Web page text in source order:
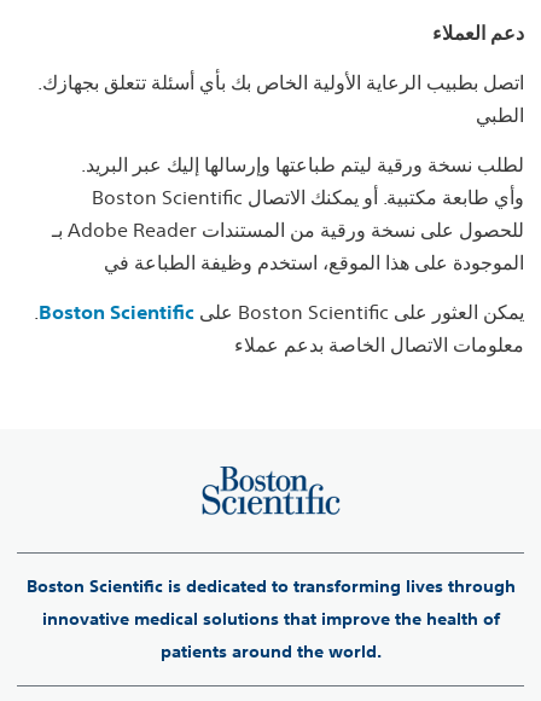
دعم العملاء
.اتصل بطبيب الرعاية الأولية الخاص بك بأي أسئلة تتعلق بجهازك
الطبي
.لطلب نسخة ورقية ليتم طباعتها وإرسالها إليك عبر البريد
Boston Scientific وأي طابعة مكتبية. أو يمكنك الاتصال
بـ Adobe Reader للحصول على نسخة ورقية من المستندات
الموجودة على هذا الموقع، استخدم وظيفة الطباعة في
.Boston Scientific
معلومات الاتصال الخاصة بدعم عملاء
Boston Scientific is dedicated to transforming lives through
innovative medical solutions that improve the health of
patients around the world.